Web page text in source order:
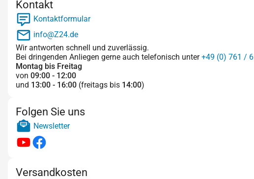
Kontakt
Kontaktformular
info@Z24.de
Wir antworten schnell und zuverlässig.
Bei dringenden Anliegen gerne auch telefonisch unter+49 (0) 761 /
Montag bis Freitag
von 09:00 - 12:00
und 13:00 - 16:00 (freitags bis 14:00)
Folgen Sie uns
Newsletter
Versandkosten